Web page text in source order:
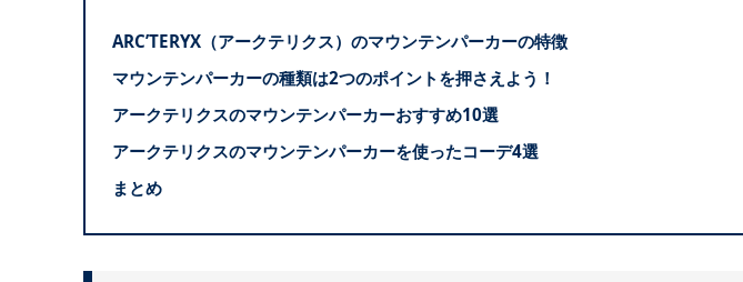
ARC’TERYX（アークテリクス）のマウンテンパーカーの特徴
マウンテンパーカーの種類は2つのポイントを押さえよう！
アークテリクスのマウンテンパーカーおすすめ10選
アークテリクスのマウンテンパーカーを使ったコーデ4選
まとめ